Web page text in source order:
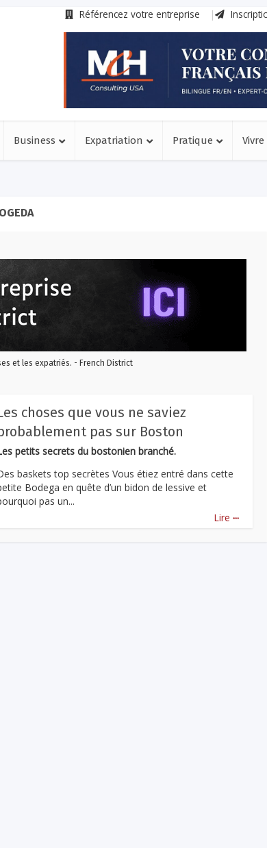
Référencez votre entreprise
Business Expatriation Pratique Vivre
et les expatriés. - French District
choses que vous ne saviez
pas sur Boston
petits secrets du bostonien branché.
baskets top secrètes Vous étiez entré dans cette
Bodega en quête d’un bidon de lessive et
pas un...
Lire ...